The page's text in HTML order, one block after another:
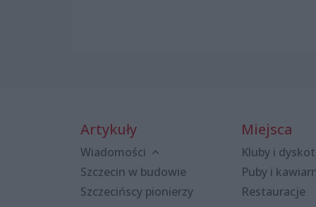
Artykuły
Wiadomości
Szczecin w budowie
Szczecińscy pionierzy
Miejsca
Kluby i
Puby i
Restauracje